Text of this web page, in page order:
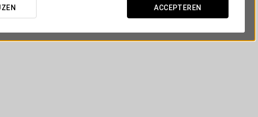
ACCEPTEREN
SANTIAGO DE COMPOSTELLA